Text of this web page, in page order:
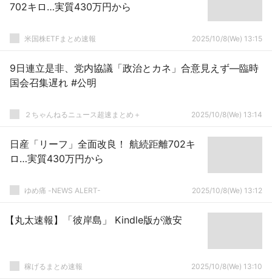
702キロ…実質430万円から
米国株ETFまとめ速報 2025/10/8(We) 13:15
9日連立是非、党内協議「政治とカネ」合意見えず―臨時
国会召集遅れ #公明
２ちゃんねるニュース超速まとめ＋ 2025/10/8(We) 13:14
日産「リーフ」全面改良！ 航続距離702キ
ロ…実質430万円から
ゆめ痛 -NEWS ALERT- 2025/10/8(We) 13:12
【丸太速報】「彼岸島」 Kindle版が激安
稼げるまとめ速報 2025/10/8(We) 13:10